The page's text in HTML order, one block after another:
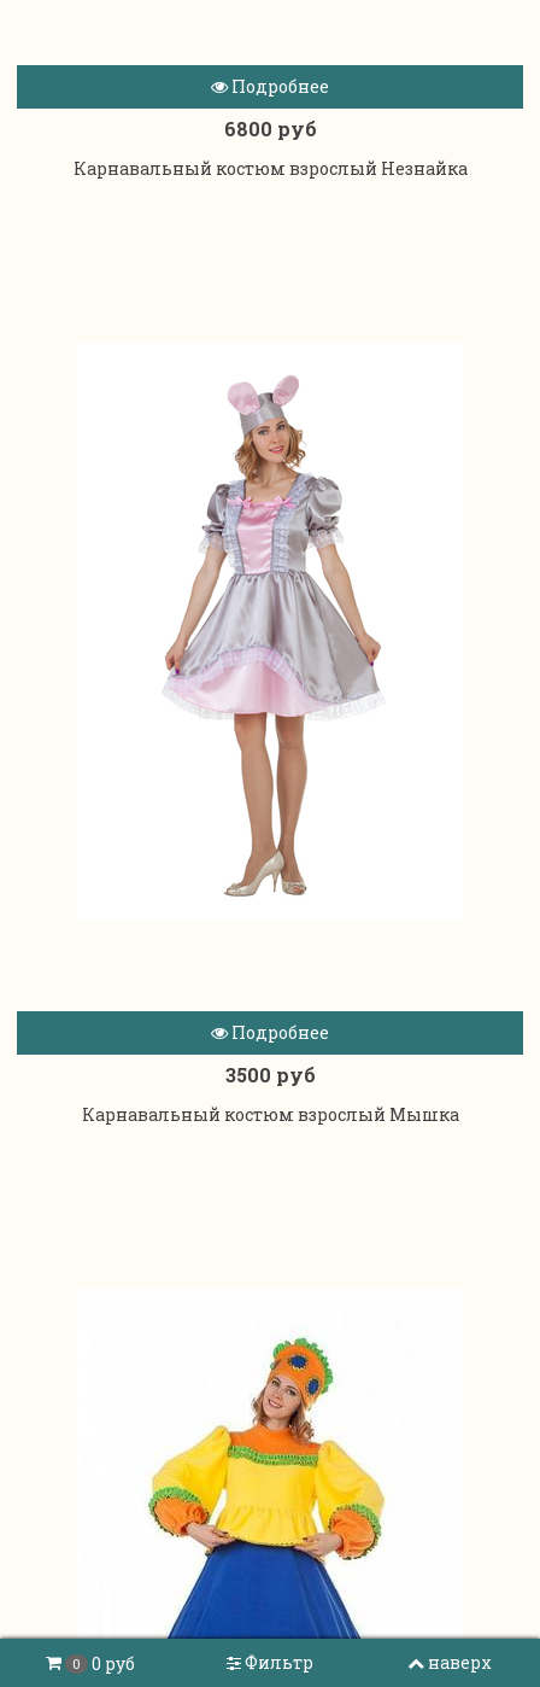
Подробнее
6800 руб
Карнавальный костюм взрослый Незнайка
Подробнее
3500 руб
Карнавальный костюм взрослый Мышка
0 0 руб Фильтр наверх